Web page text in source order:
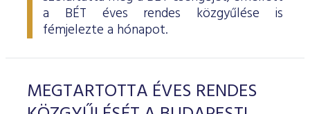
a BÉT éves rendes közgyűlése is
fémjelezte a hónapot.
MEGTARTOTTA ÉVES RENDES